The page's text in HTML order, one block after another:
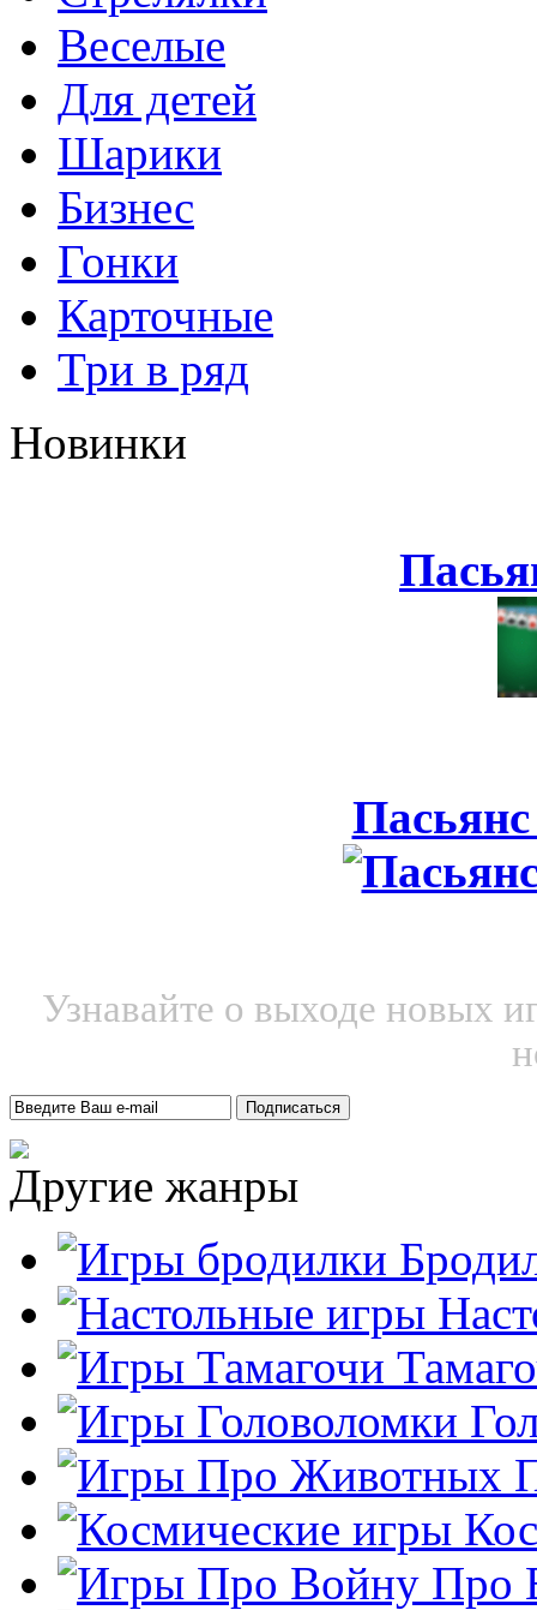
Веселые
Для детей
Шарики
Бизнес
Гонки
Карточные
Три в ряд
Новинки
Узнавайте о выходе новых
Другие жанры
Про